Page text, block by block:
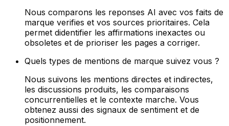
Nous comparons les reponses AI avec vos faits de
marque verifies et vos sources prioritaires. Cela
permet didentifier les affirmations inexactes ou
obsoletes et de prioriser les pages a corriger.
Quels types de mentions de marque suivez vous ?
Nous suivons les mentions directes et indirectes,
les discussions produits, les comparaisons
concurrentielles et le contexte marche. Vous
obtenez aussi des signaux de sentiment et de
positionnement.